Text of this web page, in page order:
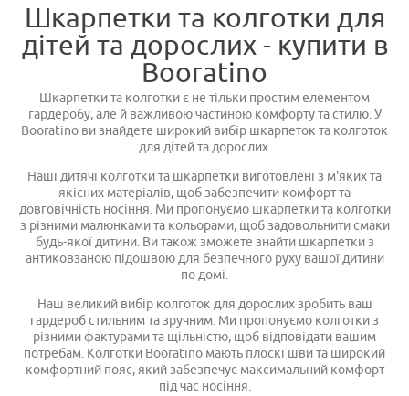
Шкарпетки та колготки для
дітей та дорослих - купити в
Booratino
Шкарпетки та колготки є не тільки простим елементом
гардеробу, але й важливою частиною комфорту та стилю. У
Booratino ви знайдете широкий вибір шкарпеток та колготок
для дітей та дорослих.
Наші дитячі колготки та шкарпетки виготовлені з м'яких та
якісних матеріалів, щоб забезпечити комфорт та
довговічність носіння. Ми пропонуємо шкарпетки та колготки
з різними малюнками та кольорами, щоб задовольнити смаки
будь-якої дитини. Ви також зможете знайти шкарпетки з
антиковзаною підошвою для безпечного руху вашої дитини
по домі.
Наш великий вибір колготок для дорослих зробить ваш
гардероб стильним та зручним. Ми пропонуємо колготки з
різними фактурами та щільністю, щоб відповідати вашим
потребам. Колготки Booratino мають плоскі шви та широкий
комфортний пояс, який забезпечує максимальний комфорт
під час носіння.